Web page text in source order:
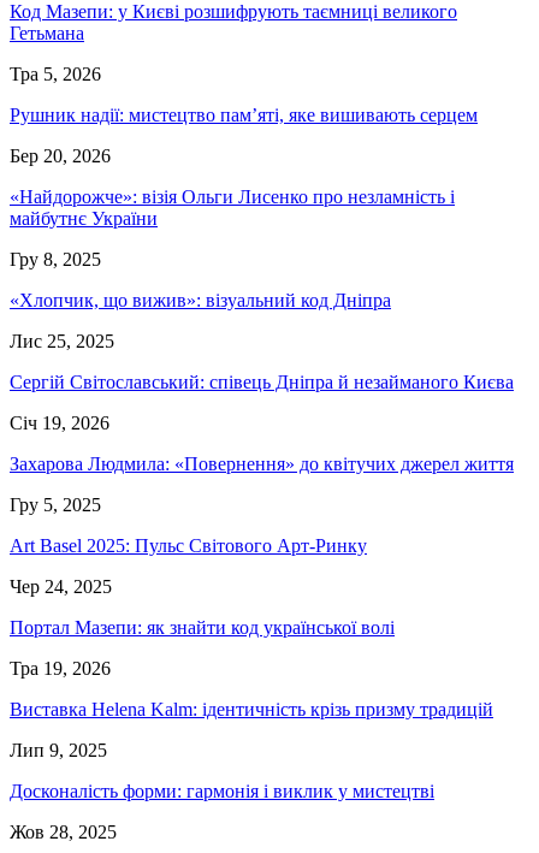
Код Мазепи: у Києві розшифрують таємниці великого
Гетьмана
Тра 5, 2026
Рушник надії: мистецтво пам’яті, яке вишивають серцем
Бер 20, 2026
«Найдорожче»: візія Ольги Лисенко про незламність і
майбутнє України
Гру 8, 2025
«Хлопчик, що вижив»: візуальний код Дніпра
Лис 25, 2025
Сергій Світославський: співець Дніпра й незайманого Києва
Січ 19, 2026
Захарова Людмила: «Повернення» до квітучих джерел життя
Гру 5, 2025
Art Basel 2025: Пульс Світового Арт-Ринку
Чер 24, 2025
Портал Мазепи: як знайти код української волі
Тра 19, 2026
Виставка Helena Kalm: ідентичність крізь призму традицій
Лип 9, 2025
Досконалість форми: гармонія і виклик у мистецтві
Жов 28, 2025